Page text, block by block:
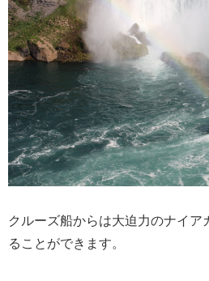
クルーズ船からは大迫力のナイア
ることができます。